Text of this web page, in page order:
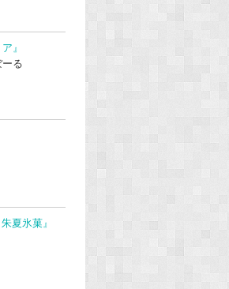
』
る
夏氷菓』